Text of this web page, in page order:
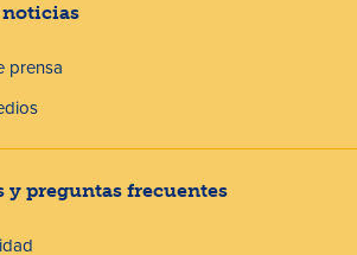
noticias
prensa
y preguntas frecuentes